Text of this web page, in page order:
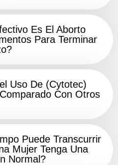
Es El Aborto
Para Terminar
Uso De (Cytotec)
Con Otros
Puede Transcurrir
Mujer Tenga Una
Normal?